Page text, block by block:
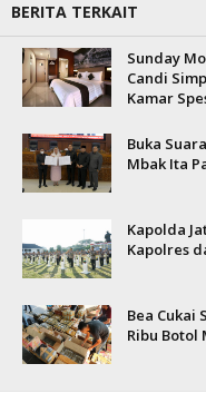
BERITA TERKAIT
Sunday
Candi
Kamar
Buka
Mbak Ita
Kapolda
Kapolres
Bea Cukai
Ribu Botol